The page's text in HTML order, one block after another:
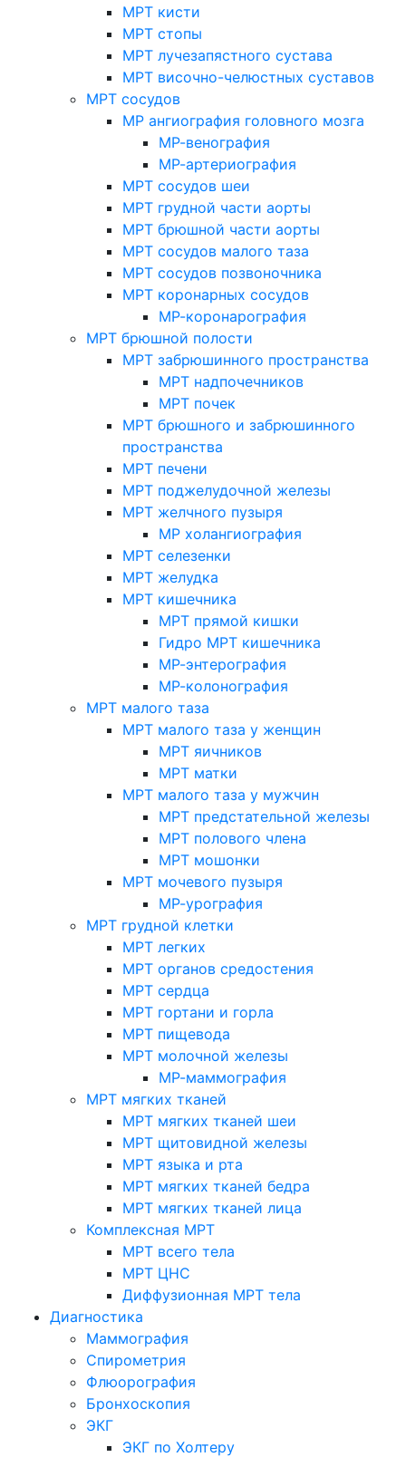
МРТ кисти
МРТ стопы
МРТ лучезапястного сустава
МРТ височно-челюстных суставов
МРТ сосудов
МР ангиография головного мозга
МР-венография
МР-артериография
МРТ сосудов шеи
МРТ грудной части аорты
МРТ брюшной части аорты
МРТ сосудов малого таза
МРТ сосудов позвоночника
МРТ коронарных сосудов
МР-коронарография
МРТ брюшной полости
МРТ забрюшинного пространства
МРТ надпочечников
МРТ почек
МРТ брюшного и забрюшинного
пространства
МРТ печени
МРТ поджелудочной железы
МРТ желчного пузыря
МР холангиография
МРТ селезенки
МРТ желудка
МРТ кишечника
МРТ прямой кишки
Гидро МРТ кишечника
МР-энтерография
МР-колонография
МРТ малого таза
МРТ малого таза у женщин
МРТ яичников
МРТ матки
МРТ малого таза у мужчин
МРТ предстательной железы
МРТ полового члена
МРТ мошонки
МРТ мочевого пузыря
МР-урография
МРТ грудной клетки
МРТ легких
МРТ органов средостения
МРТ сердца
МРТ гортани и горла
МРТ пищевода
МРТ молочной железы
МР-маммография
МРТ мягких тканей
МРТ мягких тканей шеи
МРТ щитовидной железы
МРТ языка и рта
МРТ мягких тканей бедра
МРТ мягких тканей лица
Комплексная МРТ
МРТ всего тела
МРТ ЦНС
Диффузионная МРТ тела
Диагностика
Маммография
Спирометрия
Флюорография
Бронхоскопия
ЭКГ
ЭКГ по Холтеру